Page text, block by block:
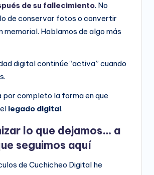
de su fallecimiento. No
de conservar fotos o convertir
memorial. Hablamos de algo más
digital continúe “activa” cuando
por completo la forma en que
legado digital.
lo que dejamos… a
seguimos aquí
de Cuchicheo Digital he